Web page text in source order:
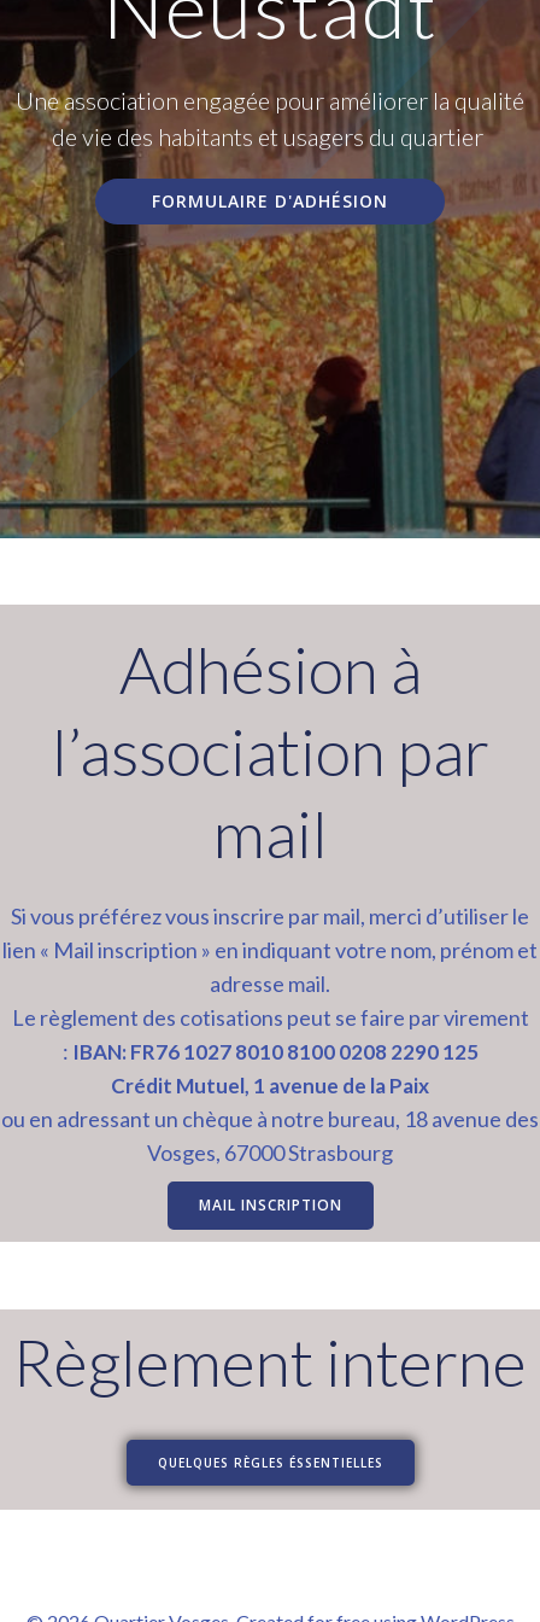
Une association engagée pour améliorer la qualité
de vie des habitants et usagers du quartier
FORMULAIRE D'ADHÉSION
Adhésion à
l’association par
mail
Si vous préférez vous inscrire par mail, merci d’utiliser le
lien « Mail inscription » en indiquant votre nom, prénom et
adresse mail.
Le règlement des cotisations peut se faire par virement
: IBAN: FR76 1027 8010 8100 0208 2290 125
Crédit Mutuel, 1 avenue de la Paix
ou en adressant un chèque à notre bureau, 18 avenue des
Vosges, 67000 Strasbourg
MAIL INSCRIPTION
Règlement interne
QUELQUES RÈGLES ÉSSENTIELLES